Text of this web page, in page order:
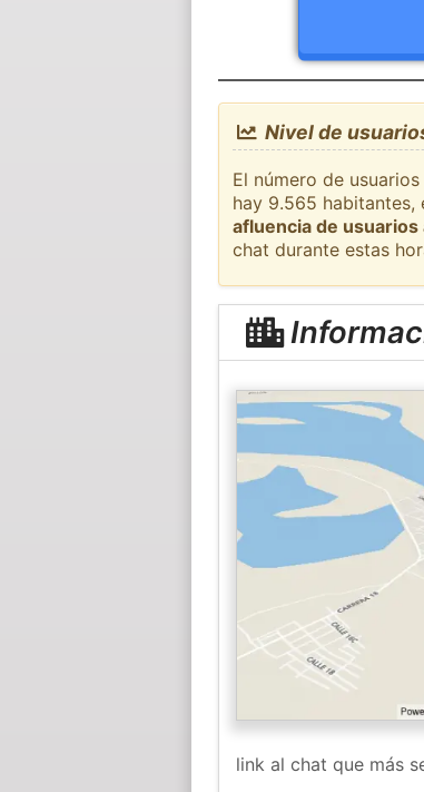
Nivel de
El número de
hay 9.565
afluencia de
chat durante estas
link al chat que más